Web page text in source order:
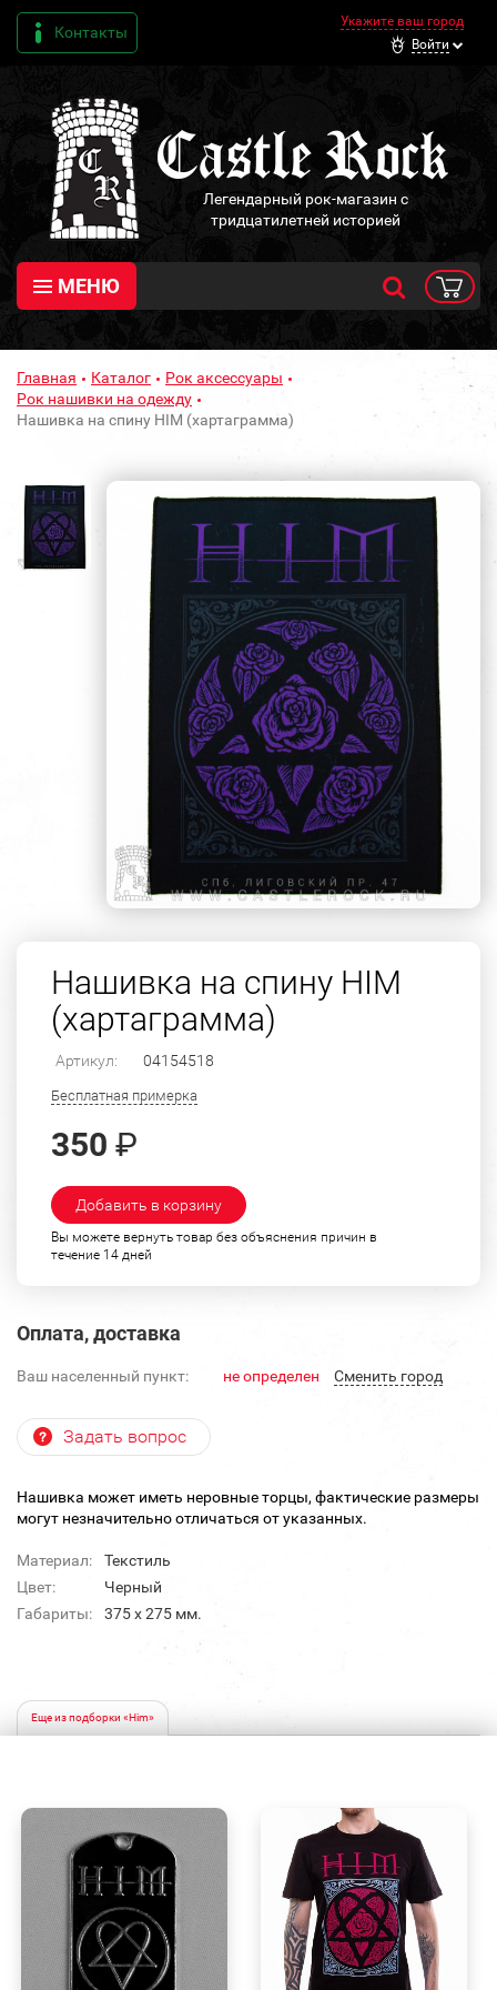
Контакты
Укажите ваш город
Войти
Легендарный рок-магазин с
тридцатилетней историей
МЕНЮ
Главная Каталог
Рок аксессуары
Рок нашивки на одежду
Нашивка на спину HIM (хартаграмма)
Нашивка на спину HIM
(хартаграмма)
Артикул: 04154518
Бесплатная примерка
350 ₽
Добавить в корзину
Вы можете вернуть товар без объяснения причин в
течение 14 дней
Оплата, доставка
Ваш населенный пункт: не определен Cменить город
Задать вопрос
Нашивка может иметь неровные торцы, фактические размеры
могут незначительно отличаться от указанных.
Материал:
Текстиль
Цвет:
Черный
Габариты:
375 х 275 мм.
Еще из подборки «Him»